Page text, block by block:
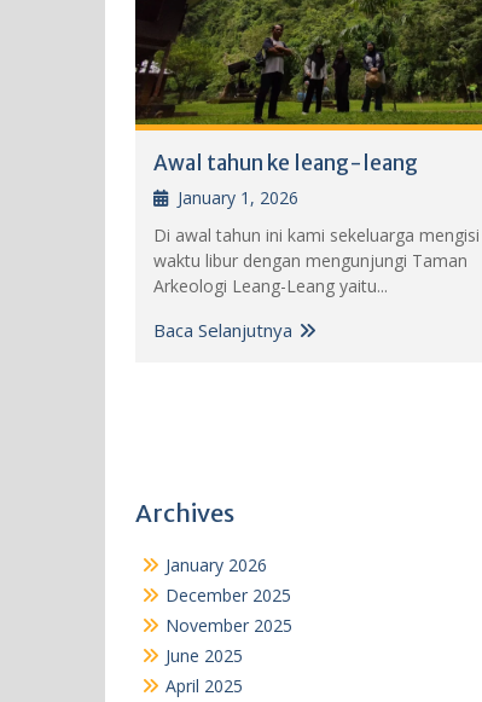
Awal tahun ke leang-leang
January 1, 2026
Di awal tahun ini kami sekeluarga mengisi
waktu libur dengan mengunjungi Taman
Arkeologi Leang-Leang yaitu...
Baca Selanjutnya
Archives
January 2026
December 2025
November 2025
June 2025
April 2025